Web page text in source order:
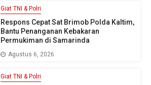
Giat TNI & Polri
Respons Cepat Sat Brimob Polda Kaltim,
Bantu Penanganan Kebakaran
Permukiman di Samarinda
Agustus 6, 2026
Giat TNI & Polri